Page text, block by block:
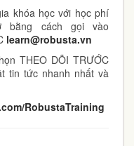
khóa học với học phí
cách gọi vào
learn@robusta.vn
THEO DÕI TRƯỚC
tin tức nhanh nhất và
RobustaTraining